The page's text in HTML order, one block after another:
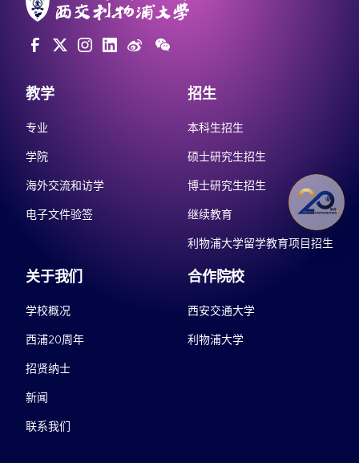
教学
专业
学院
海外交流和访学
电子文件验签
招生
本科生招生
硕士研究生招生
博士研究生招生
继续教育
利物浦大学留学教育项目招生
关于我们
学校概况
西浦20周年
招贤纳士
新闻
联系我们
合作院校
西安交通大学
利物浦大学